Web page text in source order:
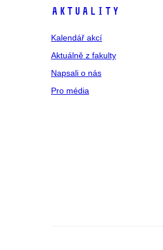
Aktuality
Kalendář akcí
Aktuálně z fakulty
Napsali o nás
Pro média